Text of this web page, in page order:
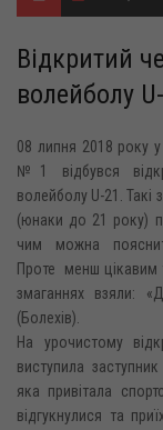
Відкритий
волейболу
08 липня 2018 року
№1 відбувся
волейболу U-21. Такі
(юнаки до 21 року)
чим можна
Проте менш цікавим
змаганнях взяли:
(Болехів).
На урочистому
виступила
яка привітала
відгукнулися та